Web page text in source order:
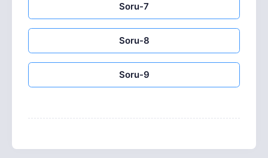
Soru-7
Soru-8
Soru-9